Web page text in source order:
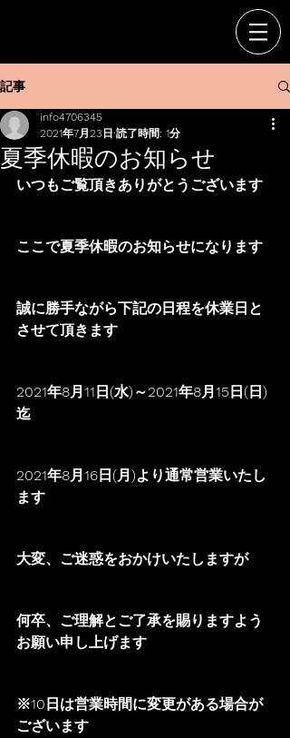
記事
夏季休暇のお知らせ
info4706345
2021年7月23日 読了時間: 1分
いつもご覧頂きありがとうございます
ここで夏季休暇のお知らせになります
誠に勝手ながら下記の日程を休業日と
させて頂きます
2021年8月11日(水)～2021年8月15日(日)
迄
2021年8月16日(月)より通常営業いたし
ます
大変、ご迷惑をおかけいたしますが
何卒、ご理解とご了承を賜りますよう
お願い申し上げます
※10日は営業時間に変更がある場合が
ございます